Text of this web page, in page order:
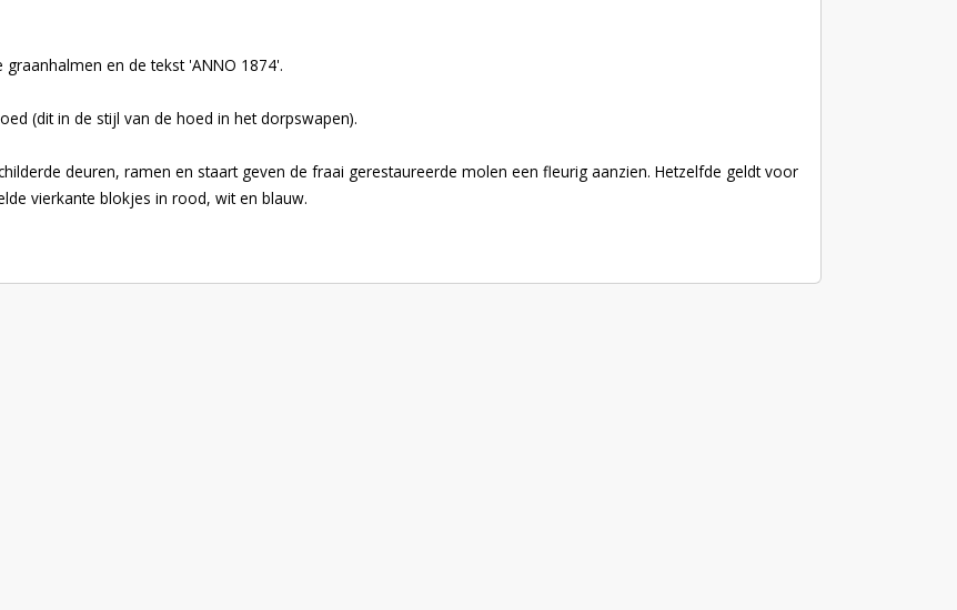
en de tekst 'ANNO 1874'.
(dit in de stijl van de hoed in het dorpswapen).
deuren, ramen en staart geven de fraai gerestaureerde molen een fleurig aanzien. Hetzelfde geldt voor
vierkante blokjes in rood, wit en blauw.